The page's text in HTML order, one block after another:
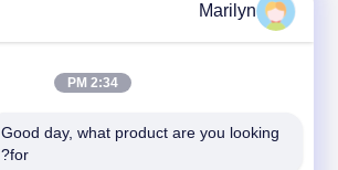
Marilyn
2:34 PM
Good day, what product are you looking
for?